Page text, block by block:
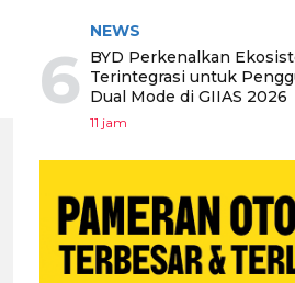
6
NEWS
BYD Perkenalkan
Terintegrasi untuk
Dual Mode di GIIAS 2026
11 jam